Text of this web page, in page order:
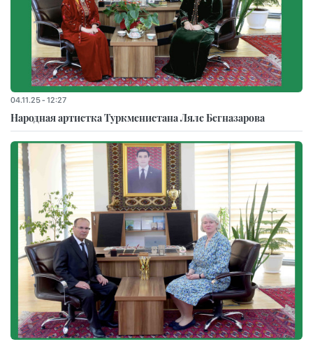
04.11.25 - 12:27
Народная артистка Туркменистана Ляле Бегназарова